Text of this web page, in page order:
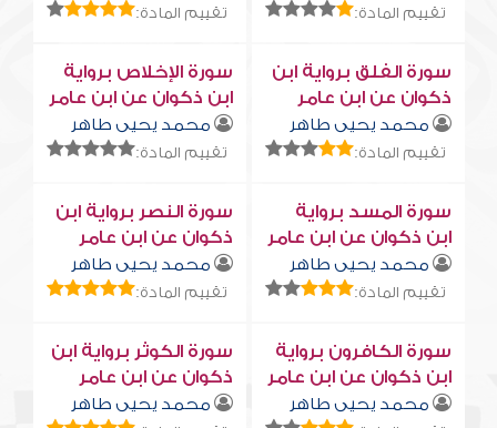
تقييم المادة: تقييم المادة:
سورة الفلق برواية ابن
ذكوان عن ابن عامر
محمد يحيى طاهر
تقييم المادة:
سورة الإخلاص برواية
ابن ذكوان عن ابن عامر
محمد يحيى طاهر
تقييم المادة:
سورة المسد برواية
ابن ذكوان عن ابن عامر
محمد يحيى طاهر
تقييم المادة:
سورة النصر برواية ابن
ذكوان عن ابن عامر
محمد يحيى طاهر
تقييم المادة:
سورة الكافرون برواية
ابن ذكوان عن ابن عامر
محمد يحيى طاهر
سورة الكوثر برواية ابن
ذكوان عن ابن عامر
محمد يحيى طاهر